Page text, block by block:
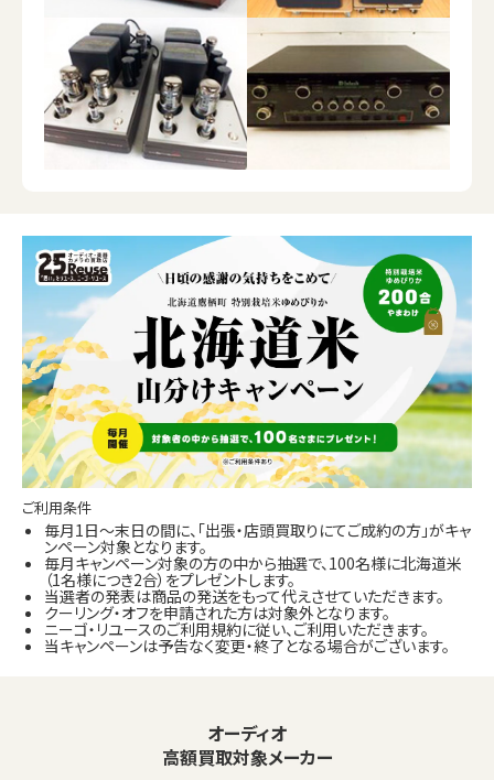
ご利用条件
毎月1日～末日の間に、「出張・店頭買取りにてご成約の方」がキャ
ンペーン対象となります。
毎月キャンペーン対象の方の中から抽選で、100名様に北海道米
（1名様につき2合）をプレゼントします。
当選者の発表は商品の発送をもって代えさせていただきます。
クーリング・オフを申請された方は対象外となります。
ニーゴ・リユースのご利用規約に従い、ご利用いただきます。
当キャンペーンは予告なく変更・終了となる場合がございます。
オーディオ
高額買取対象メーカー